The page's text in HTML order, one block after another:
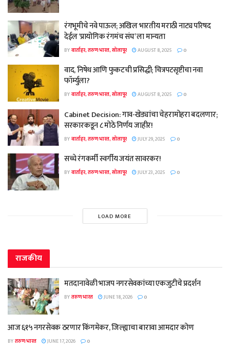
रंगभूमीचे नवे पाऊल; अखिल भारतीय मराठी नाट्य परिषद
देईल ‘प्रायोगिक रंगमंच संघ’ ला मान्यता
BYवार्ताहर, तरुण भारत, सोलापूर AUGUST 8, 2025 0
वाद, निषेध आणि फुकटची प्रसिद्धी; चित्रपटसृष्टीचा नवा
फॉर्म्युला?
BYवार्ताहर, तरुण भारत, सोलापूर AUGUST 8, 2025 0
Cabinet Decision: गाव-खेड्यांचा चेहरामोहरा बदलणार;
सरकारकडून ८ मोठे निर्णय जाहीर!
BYवार्ताहर, तरुण भारत, सोलापूर JULY 29, 2025 0
सच्चे रंगकर्मी स्वर्गीय जयंत सावरकर!
BYवार्ताहर, तरुण भारत, सोलापूर JULY 23, 2025 0
LOAD MORE
राजकीय
मतदानावेळी भाजप नगरसेवकांच्या एकजुटीचे प्रदर्शन
BYतरुण भारत JUNE 18, 2026 0
आज ६१५ नगरसेवक ठरणार किंगमेकर, जिल्ह्याचा बारावा आमदार कोण
BYतरुण भारत JUNE 17, 2026 0